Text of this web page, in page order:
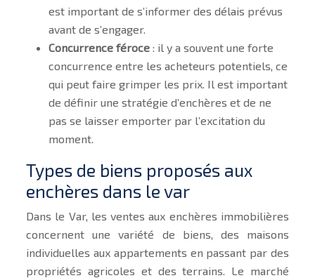
est important de s’informer des délais prévus
avant de s’engager.
Concurrence féroce : il y a souvent une forte
concurrence entre les acheteurs potentiels, ce
qui peut faire grimper les prix. Il est important
de définir une stratégie d’enchères et de ne
pas se laisser emporter par l’excitation du
moment.
Types de biens proposés aux
enchères dans le var
Dans le Var, les ventes aux enchères immobilières
concernent une variété de biens, des maisons
individuelles aux appartements en passant par des
propriétés agricoles et des terrains. Le marché